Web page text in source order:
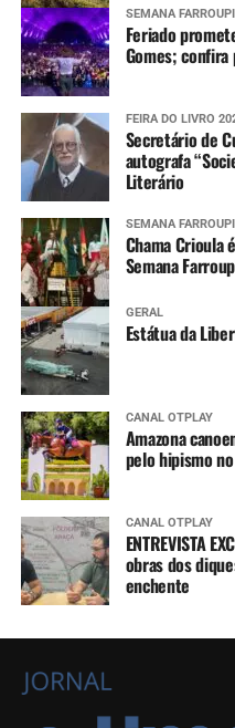
SEMANA
Feriado
Gomes;
FEIRA DO LIVRO
Secretário de
autografa
Literário
SEMANA
Chama Crioula
Semana
GERAL
Estátua da
CANAL OTPLAY
Amazona
pelo hipismo
CANAL OTPLAY
ENTREVISTA
obras dos
enchente